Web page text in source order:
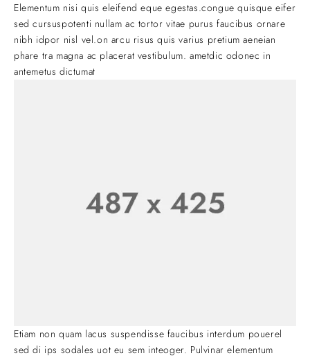
Elementum nisi quis eleifend eque egestas.congue quisque eifer
sed cursuspotenti nullam ac tortor vitae purus faucibus ornare
nibh idpor nisl vel.on arcu risus quis varius pretium aeneian
phare tra magna ac placerat vestibulum. ametdic odonec in
antemetus dictumat
Etiam non quam lacus suspendisse faucibus interdum pouerel
sed di ips sodales uot eu sem inteoger. Pulvinar elementum